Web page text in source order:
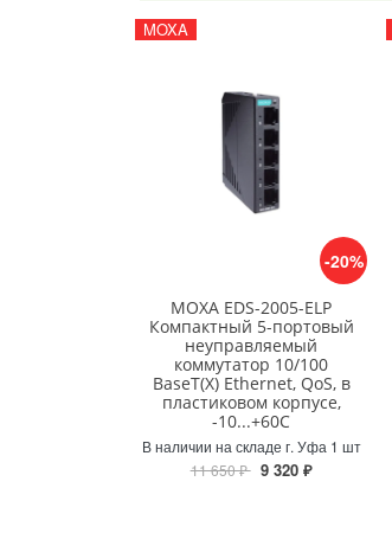
-20%
MOXA
MOXA EDS-2005-ELP
Компактный 5-портовый
неуправляемый
коммутатор 10/100
BaseT(X) Ethernet, QoS, в
пластиковом корпусе,
-10...+60C
В наличии на складе г. Уфа 1 шт
11 650 ₽ 9 320 ₽